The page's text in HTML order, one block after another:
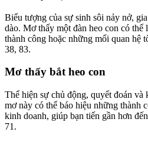
Biểu tượng của sự sinh sôi nảy nở,
dào. Mơ thấy một đàn heo con có thể
thành công hoặc những mối quan hệ
38, 83.
Mơ thấy bắt heo con
Thể hiện sự chủ động, quyết đoán và
mơ này có thể báo hiệu những thành
kinh doanh, giúp bạn tiến gần hơn
71.